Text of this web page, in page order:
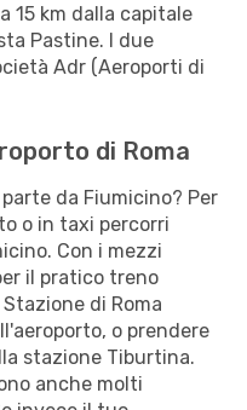
15 km dalla capitale
Pastine. I due
Adr (Aeroporti di
di Roma
da Fiumicino? Per
o in taxi percorri
Con i mezzi
il pratico treno
di Roma
o prendere
stazione Tiburtina.
anche molti